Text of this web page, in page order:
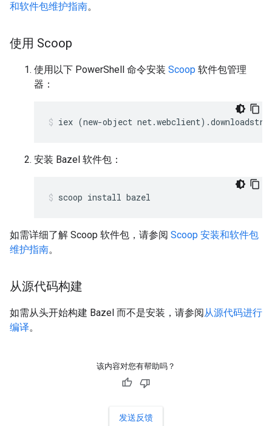
和软件包维护指南。
使用 Scoop
使用以下 PowerShell 命令安装 Scoop 软件包管理
器：
iex (new-object net.webclient)
安装 Bazel 软件包：
scoop install bazel
如需详细了解 Scoop 软件包，请参阅 Scoop 安装和软件包
维护指南。
从源代码构建
如需从头开始构建 Bazel 而不是安装，请参阅从源代码进行
编译。
该内容对您有帮助吗？
发送反馈